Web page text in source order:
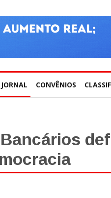
JORNAL CONVÊNIOS